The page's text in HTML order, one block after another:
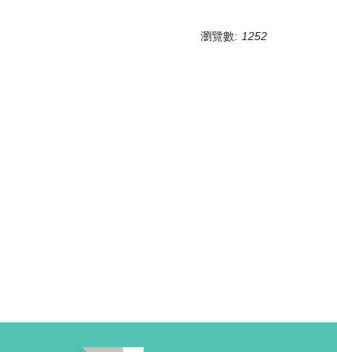
瀏覽數: 1252